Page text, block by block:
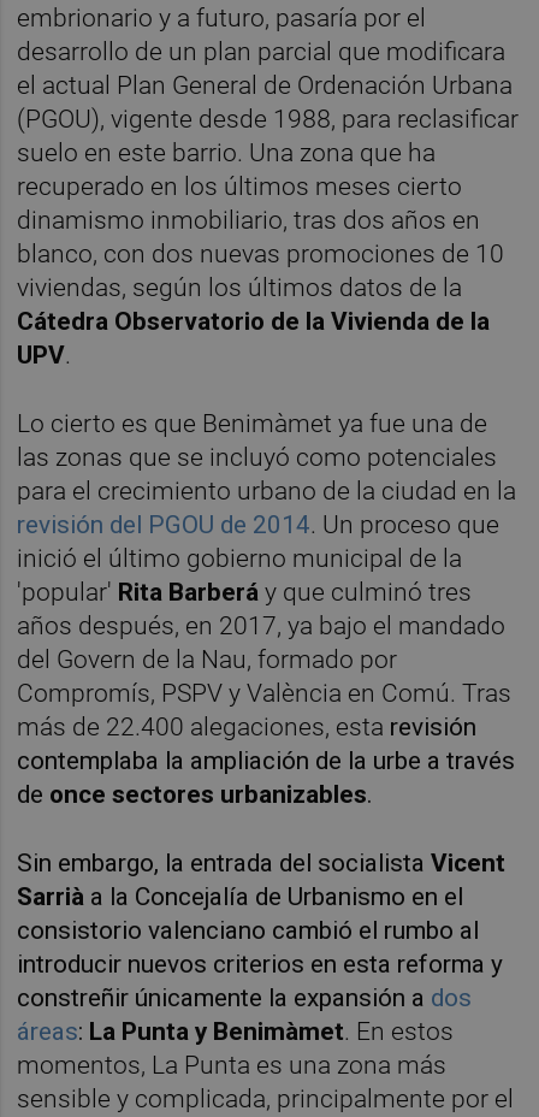
embrionario y a futuro, pasaría por el
desarrollo de un plan parcial que modificara
el actual Plan General de Ordenación Urbana
(PGOU), vigente desde 1988, para reclasificar
suelo en este barrio. Una zona que ha
recuperado en los últimos meses cierto
dinamismo inmobiliario, tras dos años en
blanco, con dos nuevas promociones de 10
viviendas, según los últimos datos de la
Cátedra Observatorio de la Vivienda de la
UPV.
Lo cierto es que Benimàmet ya fue una de
las zonas que se incluyó como potenciales
para el crecimiento urbano de la ciudad en la
revisión del PGOU de 2014. Un proceso que
inició el último gobierno municipal de la
'popular' Rita Barberá y que culminó tres
años después, en 2017, ya bajo el mandado
del Govern de la Nau, formado por
Compromís, PSPV y València en Comú. Tras
más de 22.400 alegaciones, esta revisión
contemplaba la ampliación de la urbe a través
de once sectores urbanizables.
Sin embargo, la entrada del socialistaVicent
Sarrià a la Concejalía de Urbanismo en el
consistorio valenciano cambió el rumbo al
introducir nuevos criterios en esta reforma y
constreñir únicamente la expansión a dos
áreas: La Punta y Benimàmet. En estos
momentos, La Punta es una zona más
sensible y complicada, principalmente por el